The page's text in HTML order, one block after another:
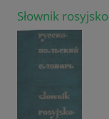
Słownik